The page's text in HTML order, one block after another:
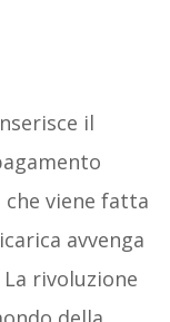
il
viene fatta
avvenga
rivoluzione